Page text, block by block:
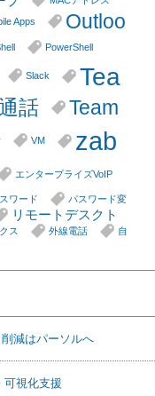
Apps
Outloo
PowerShell
Slack
Tea
話
Team
VM
zab
エンタープライズVoIP
ワード
パスワード変
リモートデスクト
ス 外線電話
自
削減はパーソルへ
可視化支援